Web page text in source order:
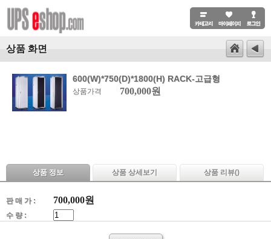
상품 화면
600(W)*750(D)*1800(H) RACK-고급형
상품가격 700,000원
상품 정보 상품 상세보기 상품 리뷰()
판 매 가 : 700,000원
수 량 :